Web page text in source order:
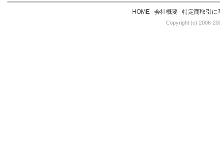
HOME| 会社概要| 特定商取引に
Copyright (c) 2006-